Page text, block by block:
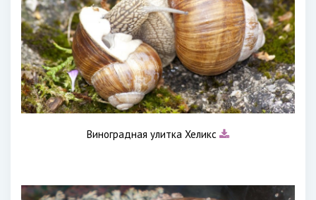
Виноградная улитка Хеликс